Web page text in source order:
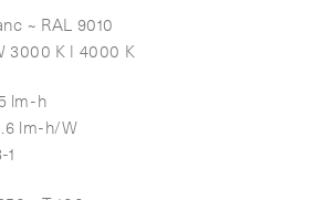
~ RAL 9010
3000 K | 4000 K
lm-h
lm-h/W
1